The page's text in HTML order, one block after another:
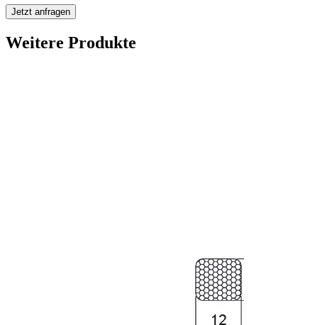
Jetzt anfragen
Weitere Produkte